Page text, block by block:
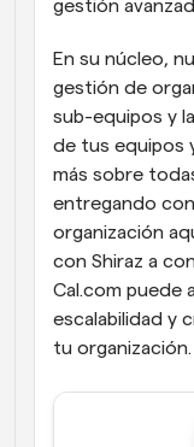
gestión
En su núcleo,
gestión de
sub-equipos y
de tus equipos
más sobre
entregando
organización
con Shiraz a
Cal.com puede
escalabilidad y
tu organización.